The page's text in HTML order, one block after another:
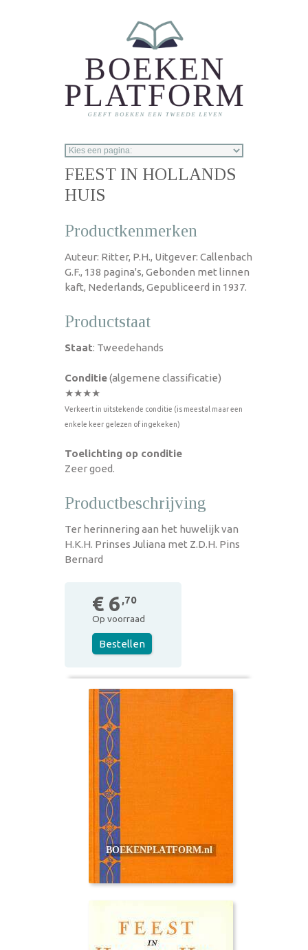
FEEST IN HOLLANDS
HUIS
Productkenmerken
Auteur: Ritter, P.H., Uitgever: Callenbach
G.F., 138 pagina's, Gebonden met linnen
kaft, Nederlands, Gepubliceerd in 1937.
Productstaat
Staat: Tweedehands
Conditie(algemene classificatie)
★★★★
Verkeert in uitstekende conditie (is meestal maar een
enkele keer gelezen of ingekeken)
Toelichting op conditie
Zeer goed.
Productbeschrijving
Ter herinnering aan het huwelijk van
H.K.H. Prinses Juliana met Z.D.H. Pins
Bernard
€ 6 ,70
Op voorraad
Bestellen